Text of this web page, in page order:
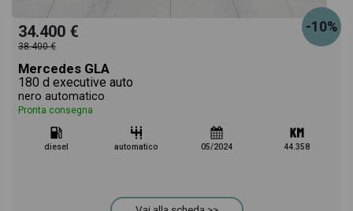
-10%
34.400 €
38.400 €
Mercedes GLA
180 d executive auto
nero automatico
Pronta consegna
diesel automatico 05/2024 44.358